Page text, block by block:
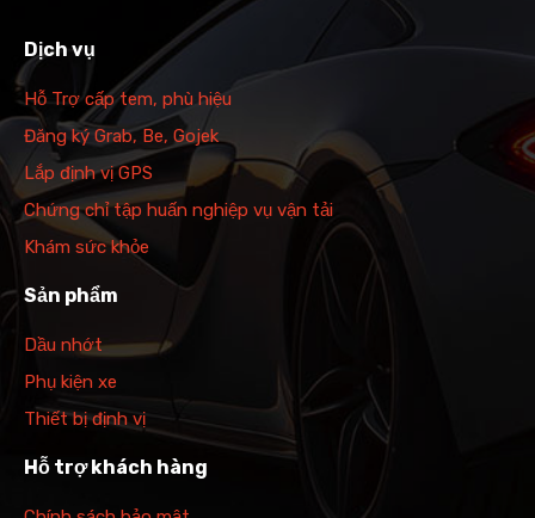
Dịch vụ
Hỗ Trợ cấp tem, phù hiệu
Đăng ký Grab, Be, Gojek
Lắp định vị GPS
Chứng chỉ tập huấn nghiệp vụ vận tải
Khám sức khỏe
Sản phẩm
Dầu nhớt
Phụ kiện xe
Thiết bị định vị
Hỗ trợ khách hàng